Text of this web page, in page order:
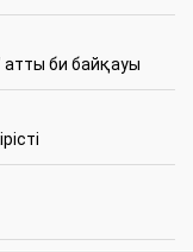
би байқауы